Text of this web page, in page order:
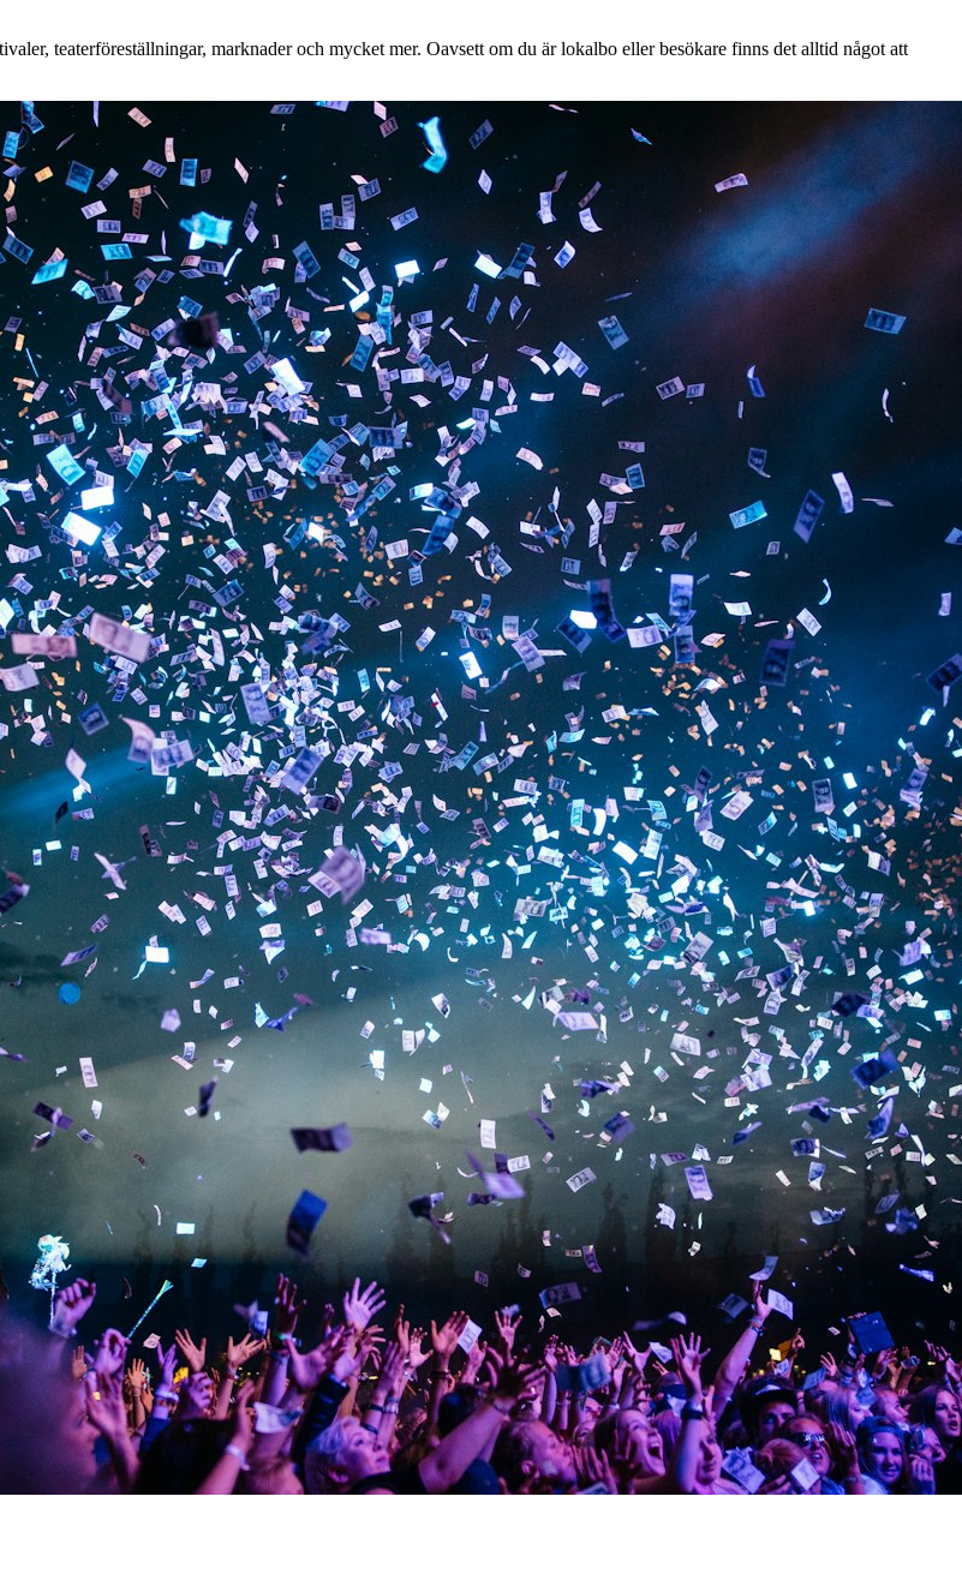
teaterföreställningar, marknader och mycket mer. Oavsett om du är lokalbo eller besökare finns det alltid något att